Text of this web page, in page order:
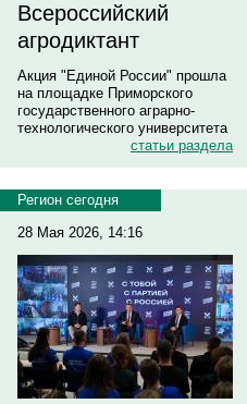
Всероссийский
агродиктант
Акция "Единой России" прошла
на площадке Приморского
государственного аграрно-
технологического университета
статьи раздела
Регион сегодня
28 Мая 2026, 14:16